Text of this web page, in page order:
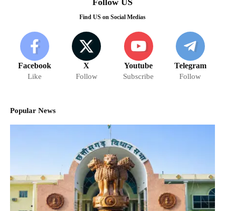
Follow US
Find US on Social Medias
Facebook
Like
X
Follow
Youtube
Subscribe
Telegram
Follow
Popular News